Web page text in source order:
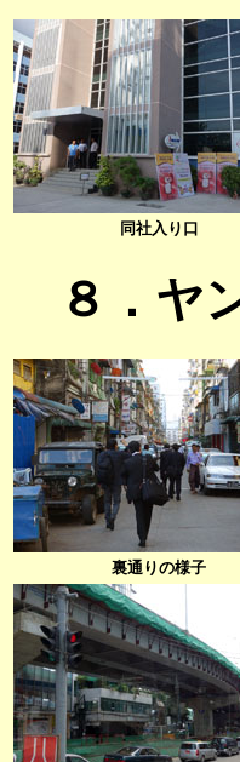
同社入り口
８．ヤ
裏通りの様子